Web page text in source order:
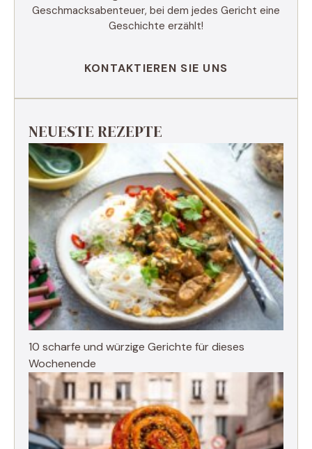
Geschmacksabenteuer, bei dem jedes Gericht eine
Geschichte erzählt!
KONTAKTIEREN SIE UNS
NEUESTE REZEPTE
10 scharfe und würzige Gerichte für dieses
Wochenende